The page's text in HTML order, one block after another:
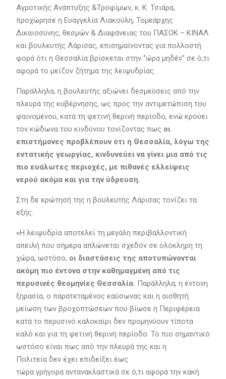
Αγροτικής Ανάπτυξης &Τροφίμων, κ. Κ. Τσιάρα,
προχώρησε η Ευαγγελία Λιακούλη, Τομεάρχης
Δικαιοσύνης, θεσμών & Διαφάνειας του ΠΑΣΟΚ – ΚΙΝΑΛ
και βουλευτής Λάρισας, επισημαίνοντας για πολλοστή
φορά ότι η Θεσσαλία βρίσκεται στην ‘’ώρα μηδέν’’ σε ό,τι
αφορά το μείζον ζήτημα της λειψυδρίας.
Παράλληλα, η βουλευτής αξιώνει δεσμεύσεις από την
πλευρά της κυβέρνησης, ως προς την αντιμετώπιση του
φαινομένου, κατά τη φετινή θερινή περίοδο, ενώ κρούει
τον κώδωνα του κινδύνου τονίζοντας πως οι
επιστήμονες προβλέπουν ότι η Θεσσαλία, λόγω της
εντατικής γεωργίας, κινδυνεύει να γίνει μια από τις
πιο ευάλωτες περιοχές, με πιθανές ελλείψεις
νερού ακόμα και για την ύδρευση.
Στη δε ερώτησή της η βουλευτής Λάρισας τονίζει τα
εξής:
«Η λειψυδρία αποτελεί τη μεγάλη περιβαλλοντική
απειλή που σήμερα απλώνεται σχεδόν σε ολόκληρη τη
χώρα, ωστόσο, οι διαστάσεις της αποτυπώνονται
ακόμη πιο έντονα στην καθημαγμένη από τις
περυσινές θεομηνίες Θεσσαλία. Παράλληλα, η έντονη
ξηρασία, ο παρατεταμένος καύσωνας και η αισθητή
μείωση των βροχοπτώσεων που βίωσε η Περιφέρεια
κατά το περυσινό καλοκαίρι δεν προμηνύουν τίποτα
καλό και για τη φετινή θερινή περίοδο. Το πιο σημαντικό
ωστόσο είναι πως από την πλευρά της και η
Πολιτεία δεν έχει επιδείξει έως
τώρα γρήγορα αντανακλαστικά σε ό,τι αφορά την κακή